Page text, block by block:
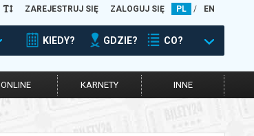
ZAREJESTRUJ SIĘ ZALOGUJ SIĘ PL / EN
KIEDY? GDZIE? CO?
ONLINE KARNETY INNE